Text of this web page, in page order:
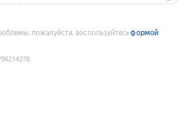
пожалуйста, воспользуйтесьформой